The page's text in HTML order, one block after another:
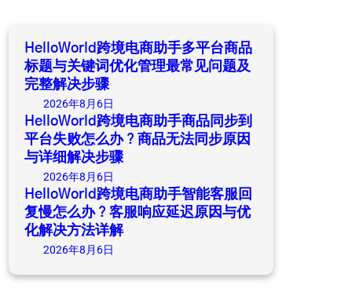
h
HelloWorld跨境电商助手多平台商品
标题与关键词优化管理最常见问题及
完整解决步骤
2026年8月6日
HelloWorld跨境电商助手商品同步到
平台失败怎么办？商品无法同步原因
与详细解决步骤
2026年8月6日
HelloWorld跨境电商助手智能客服回
复慢怎么办？客服响应延迟原因与优
化解决方法详解
2026年8月6日